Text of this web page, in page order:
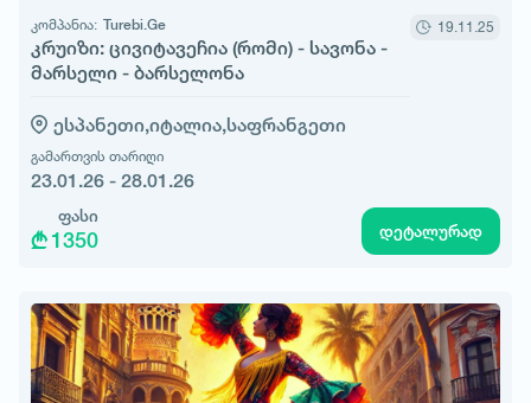
კომპანია: Turebi.Ge
კრუიზი: ცივიტავეჩია (რომი) - სავონა -
მარსელი - ბარსელონა
19.11.25
ესპანეთი,იტალია,საფრანგეთი
გამართვის თარიღი
23.01.26 - 28.01.26
ფასი
1350 დეტალურად